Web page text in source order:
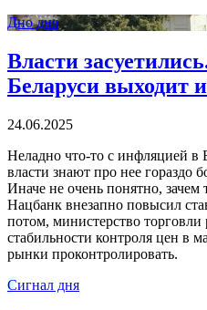
Дно дня
Власти
Беларуси выходит
24.06.2025
Неладно что-то с инфляцией в
власти знают про нее гораздо
Иначе не очень понятно, зачем
Нацбанк внезапно повысил
потом, министерство
стабильности контроля цен в
рынки проконтролировать.
Сигнал дня